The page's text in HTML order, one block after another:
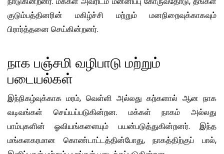
குடும்பத்தினரின் மகிழ்ச்சி மற்றும் மனநிறைவுக்காகவும்
பிரார்த்தனை செய்கின்றனர்.
நாக பஞ்சமி வழிபாடு மற்றும்
படையல்கள்
இந்நிகழ்வுக்காக மரம், வெள்ளி அல்லது கற்களால் ஆன நாக
வடிவங்கள் செய்யப்படுகின்றன. மக்கள் நாகம் அல்லது
பாம்புகளின் ஓவியங்களையும் பயன்படுத்துகின்றனர். இந்த
மங்களகரமான கொண்டாட்டத்தின்போது, நாகத்திற்குப் பால்,